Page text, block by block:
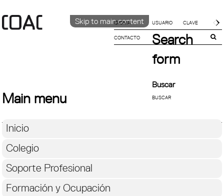
Skip to main content
IDIOMA
CATALÀ
CONTACTO
Search
form
Buscar
Main menu
Inicio
Colegio
Soporte Profesional
Formación y Ocupación